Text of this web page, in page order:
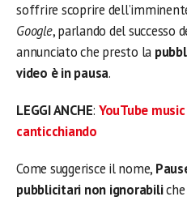
soffrire scoprire
Google, parlando del successo
annunciato che presto la
video è in pausa.
LEGGI ANCHE: YouTube
canticchiando
Come suggerisce il nome,
pubblicitari non ignorabili